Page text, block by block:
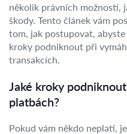
několik právních možností,
škody. Tento článek vám
tom, jak postupovat, abyste
kroky podniknout při
transakcích.
Jaké kroky
platbách?
Pokud vám někdo neplatí,